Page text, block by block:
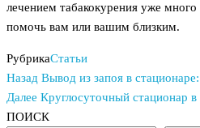
лечением табакокурения уже
помочь вам или вашим близким.
РубрикаСтатьи
Навигация
по
Предыдущая
запись
Назад Вывод из запоя в
Следующая
запись
Далее Круглосуточный стационар
ПОИСК